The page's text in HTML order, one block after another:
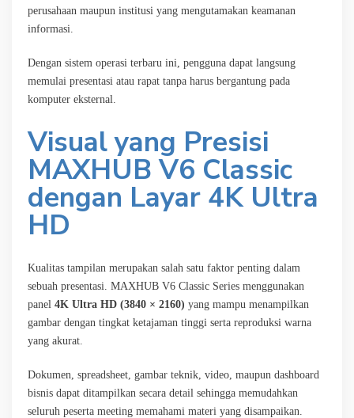
perusahaan maupun institusi yang mengutamakan keamanan
informasi.
Dengan sistem operasi terbaru ini, pengguna dapat langsung
memulai presentasi atau rapat tanpa harus bergantung pada
komputer eksternal.
Visual yang Presisi
MAXHUB V6 Classic
dengan Layar 4K Ultra
HD
Kualitas tampilan merupakan salah satu faktor penting dalam
sebuah presentasi. MAXHUB V6 Classic Series menggunakan
panel 4K Ultra HD (3840 × 2160) yang mampu menampilkan
gambar dengan tingkat ketajaman tinggi serta reproduksi warna
yang akurat.
Dokumen, spreadsheet, gambar teknik, video, maupun dashboard
bisnis dapat ditampilkan secara detail sehingga memudahkan
seluruh peserta meeting memahami materi yang disampaikan.